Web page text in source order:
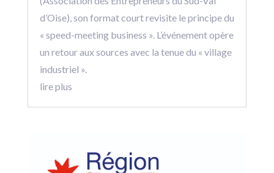
d’Oise), son format court revisite le principe du
« speed-meeting business ». L’événement opère
un retour aux sources avec la tenue du « village
industriel ».
lire plus